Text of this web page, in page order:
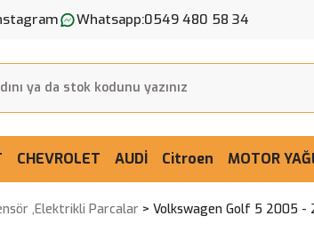
Whatsapp:0549 480 58 34
CHEVROLET AUDİ Citroen MOTOR
,Elektrikli Parcalar Volkswagen Golf 5 2005 -